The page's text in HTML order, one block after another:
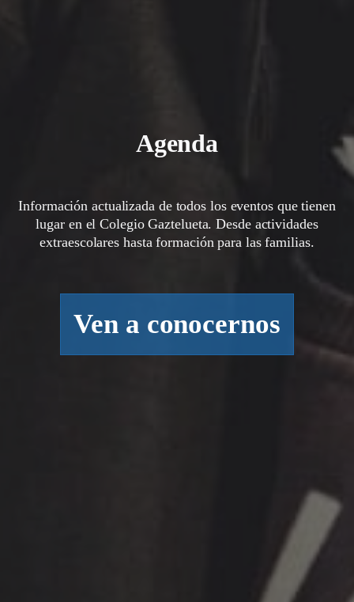
Agenda
Información actualizada de todos los eventos que tienen
lugar en el Colegio Gaztelueta. Desde actividades
extraescolares hasta formación para las familias.
Ven a conocernos